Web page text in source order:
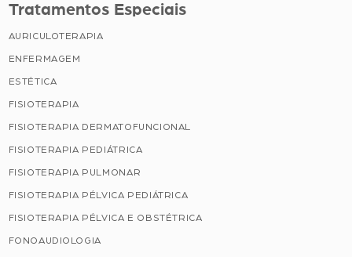
Tratamentos Especiais
AURICULOTERAPIA
ENFERMAGEM
ESTÉTICA
FISIOTERAPIA
FISIOTERAPIA DERMATOFUNCIONAL
FISIOTERAPIA PEDIÁTRICA
FISIOTERAPIA PULMONAR
FISIOTERAPIA PÉLVICA PEDIÁTRICA
FISIOTERAPIA PÉLVICA E OBSTÉTRICA
FONOAUDIOLOGIA